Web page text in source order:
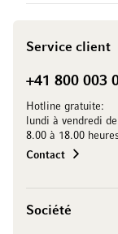
Service client
+41 800 003
Hotline gratuite:
lundi à vendredi de
8.00 à 18.00
Contact
Société